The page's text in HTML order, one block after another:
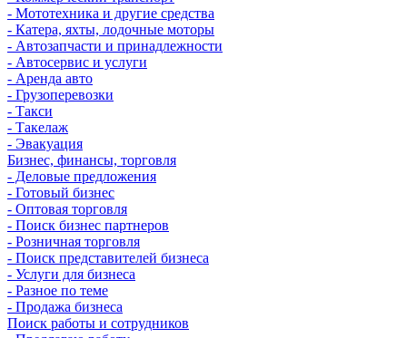
- Мототехника и другие средства
- Катера, яхты, лодочные моторы
- Автозапчасти и принадлежности
- Автосервис и услуги
- Аренда авто
- Грузоперевозки
- Такси
- Такелаж
- Эвакуация
Бизнес, финансы, торговля
- Деловые предложения
- Готовый бизнес
- Оптовая торговля
- Поиск бизнес партнеров
- Розничная торговля
- Поиск представителей бизнеса
- Услуги для бизнеса
- Разное по теме
- Продажа бизнеса
Поиск работы и сотрудников